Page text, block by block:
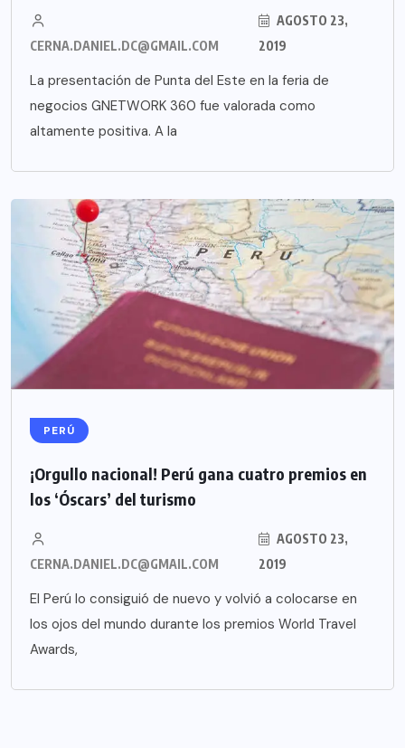
CERNA.DANIEL.DC@GMAIL.COM
AGOSTO 23,
2019
La presentación de Punta del Este en la feria de
negocios GNETWORK 360 fue valorada como
altamente positiva. A la
PERÚ
¡Orgullo nacional! Perú gana cuatro premios en
los ‘Óscars’ del turismo
CERNA.DANIEL.DC@GMAIL.COM
AGOSTO 23,
2019
El Perú lo consiguió de nuevo y volvió a colocarse en
los ojos del mundo durante los premios World Travel
Awards,